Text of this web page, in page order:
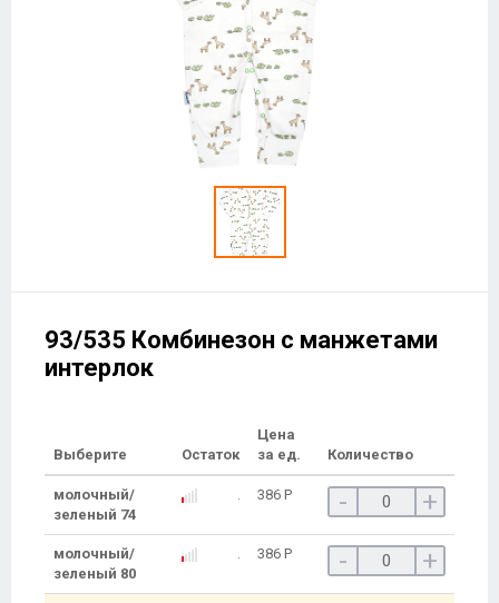
93/535 Комбинезон с манжетами
интерлок
Выберите Остаток
Цена
за ед.
Количество
молочный/
зеленый 74
386 Р - +
молочный/
зеленый 80
386 Р - +